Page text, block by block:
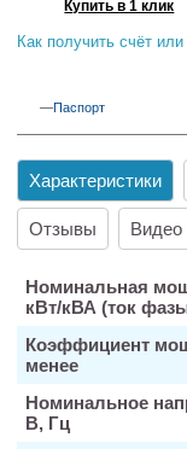
Купить в 1 клик
Как получить счёт
Паспорт
Характеристики
Отзывы Видео
Номинальная
кВт/кВА (ток
Коэффициент
менее
Номинальное
В, Гц